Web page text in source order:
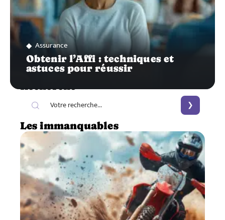
Assurance
Obtenir l’Affi : techniques et
astuces pour réussir
Recherche
Les immanquables